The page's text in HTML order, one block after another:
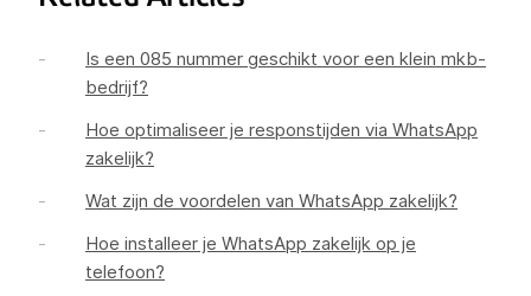
Is een 085 nummer geschikt voor een klein mkb-
bedrijf?
Hoe optimaliseer je responstijden via WhatsApp
zakelijk?
Wat zijn de voordelen van WhatsApp zakelijk?
Hoe installeer je WhatsApp zakelijk op je
telefoon?